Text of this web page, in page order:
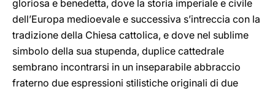
gloriosa e benedetta, dove la storia imperiale e civile
dell’Europa medioevale e successiva s’intreccia con la
tradizione della Chiesa cattolica, e dove nel sublime
simbolo della sua stupenda, duplice cattedrale
sembrano incontrarsi in un inseparabile abbraccio
fraterno due espressioni stilistiche originali di due